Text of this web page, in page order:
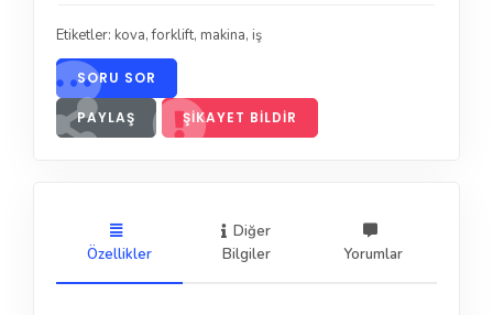
Etiketler: kova,forklift, makina, iş
SORU SOR
PAYLAŞ ŞIKAYET BILDIR
Özellikler
Diğer
Bilgiler
Yorumlar